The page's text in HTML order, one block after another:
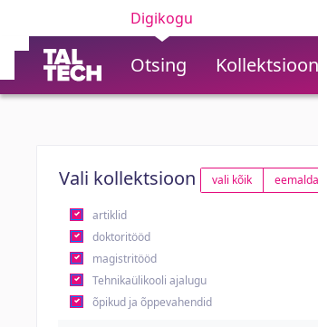
Digikogu
Otsing
Vali kollektsioon vali kõik
artiklid
doktoritööd
magistritööd
Tehnikaülikooli ajalugu
õpikud ja õppevahendid